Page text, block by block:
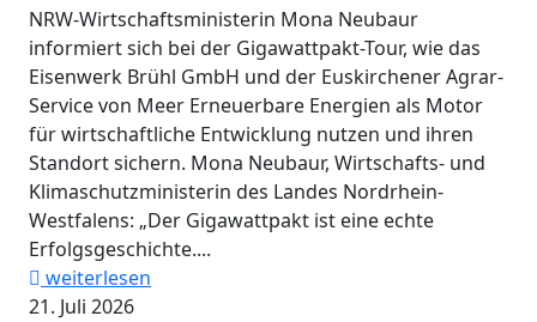
NRW-Wirtschaftsministerin Mona Neubaur
informiert sich bei der Gigawattpakt-Tour, wie das
Eisenwerk Brühl GmbH und der Euskirchener Agrar-
Service von Meer Erneuerbare Energien als Motor
für wirtschaftliche Entwicklung nutzen und ihren
Standort sichern. Mona Neubaur, Wirtschafts- und
Klimaschutzministerin des Landes Nordrhein-
Westfalens: „Der Gigawattpakt ist eine echte
Erfolgsgeschichte....
weiterlesen
21. Juli 2026